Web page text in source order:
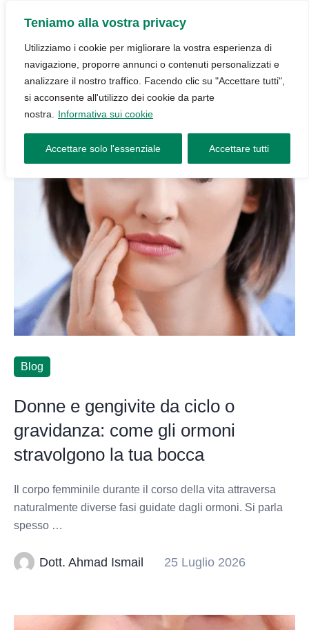
Teniamo alla vostra privacy
Utilizziamo i cookie per migliorare la vostra esperienza di
navigazione, proporre annunci o contenuti personalizzati e
analizzare il nostro traffico. Facendo clic su "Accettare tutti",
si acconsente all'utilizzo dei cookie da parte
nostra.
Informativa sui cookie
Accettare solo l'essenziale Accettare tutti
Blog
Donne e gengivite da ciclo o
gravidanza: come gli ormoni
stravolgono la tua bocca
Il corpo femminile durante il corso della vita attraversa
naturalmente diverse fasi guidate dagli ormoni. Si parla
spesso …
Dott. Ahmad Ismail 25 Luglio 2026